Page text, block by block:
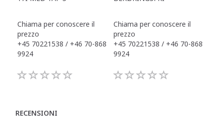
Chiama per conoscere il
prezzo
+45 70221538 / +46 70-868
9924
Chiama per conoscere il
prezzo
+45 70221538 / +46 70-868
9924
RECENSIONI